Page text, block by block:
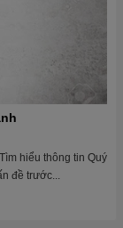
đề trước...